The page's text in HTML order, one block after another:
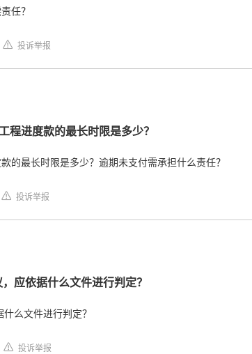
任？
投诉举报
程进度款的最长时限是多少？
的最长时限是多少？逾期未支付需承担什么责任？
投诉举报
应依据什么文件进行判定？
么文件进行判定？
投诉举报